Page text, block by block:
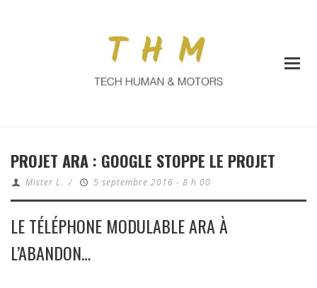
PROJET ARA : GOOGLE STOPPE LE PROJET
Mister L. / 5 septembre 2016 - 8 h 00
LE TÉLÉPHONE MODULABLE ARA À
L’ABANDON…